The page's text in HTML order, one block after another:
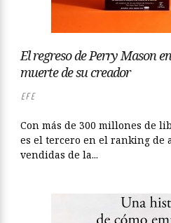
El regreso de Perry Mason
muerte de su creador
EFE
Con más de 300 millones de
es el tercero en el ranking de
vendidas de la...